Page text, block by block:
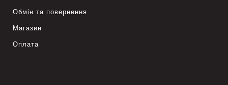
Обмін та повернення
Магазин
Оплата